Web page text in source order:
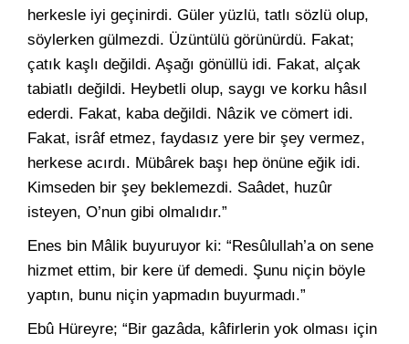
herkesle iyi geçinirdi. Güler yüzlü, tatlı sözlü olup,
söylerken gülmezdi. Üzüntülü görünürdü. Fakat;
çatık kaşlı değildi. Aşağı gönüllü idi. Fakat, alçak
tabiatlı değildi. Heybetli olup, saygı ve korku hâsıl
ederdi. Fakat, kaba değildi. Nâzik ve cömert idi.
Fakat, isrâf etmez, faydasız yere bir şey vermez,
herkese acırdı. Mübârek başı hep önüne eğik idi.
Kimseden bir şey beklemezdi. Saâdet, huzûr
isteyen, O’nun gibi olmalıdır.”
Enes bin Mâlik buyuruyor ki: “Resûlullah’a on sene
hizmet ettim, bir kere üf demedi. Şunu niçin böyle
yaptın, bunu niçin yapmadın buyurmadı.”
Ebû Hüreyre; “Bir gazâda, kâfirlerin yok olması için